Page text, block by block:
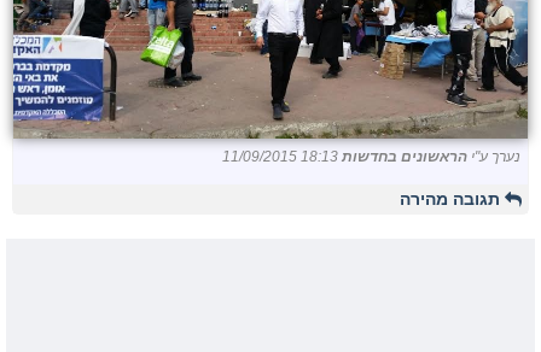
נערך ע"י הראשונים בחדשות 11/09/2015 18:13
תגובה מהירה